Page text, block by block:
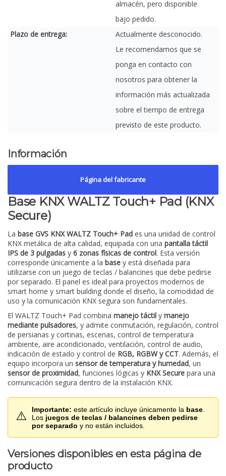
almacén, pero disponible
bajo pedido.
Plazo de entrega:
Actualmente desconocido.
Le recomendamos que se
ponga en contacto con
nosotros para obtener la
información más actualizada
sobre el tiempo de entrega
previsto de este producto.
Información
Página del fabricante
Base KNX WALTZ Touch+ Pad (KNX
Secure)
La base GVS KNX WALTZ Touch+ Pad es una unidad de control
KNX metálica de alta calidad, equipada con una pantalla táctil
IPS de 3 pulgadas y 6 zonas físicas de control. Esta versión
corresponde únicamente a la base y está diseñada para
utilizarse con un juego de teclas / balancines que debe pedirse
por separado. El panel es ideal para proyectos modernos de
smart home y smart building donde el diseño, la comodidad de
uso y la comunicación KNX segura son fundamentales.
El WALTZ Touch+ Pad combina manejo táctil y manejo
mediante pulsadores, y admite conmutación, regulación, control
de persianas y cortinas, escenas, control de temperatura
ambiente, aire acondicionado, ventilación, control de audio,
indicación de estado y control de RGB, RGBW y CCT. Además, el
equipo incorpora un sensor de temperatura y humedad, un
sensor de proximidad, funciones lógicas y KNX Secure para una
comunicación segura dentro de la instalación KNX.
⚠️ Importante: este artículo incluye únicamente la base
Los juegos de teclas / balancines deben pedirse
por separado y no están incluidos.
Versiones disponibles en esta página de
producto